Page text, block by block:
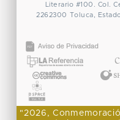
Literario #100. Col.
2262300 Toluca,
"2026,